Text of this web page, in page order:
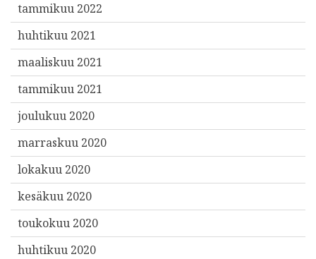
tammikuu 2022
huhtikuu 2021
maaliskuu 2021
tammikuu 2021
joulukuu 2020
marraskuu 2020
lokakuu 2020
kesäkuu 2020
toukokuu 2020
huhtikuu 2020